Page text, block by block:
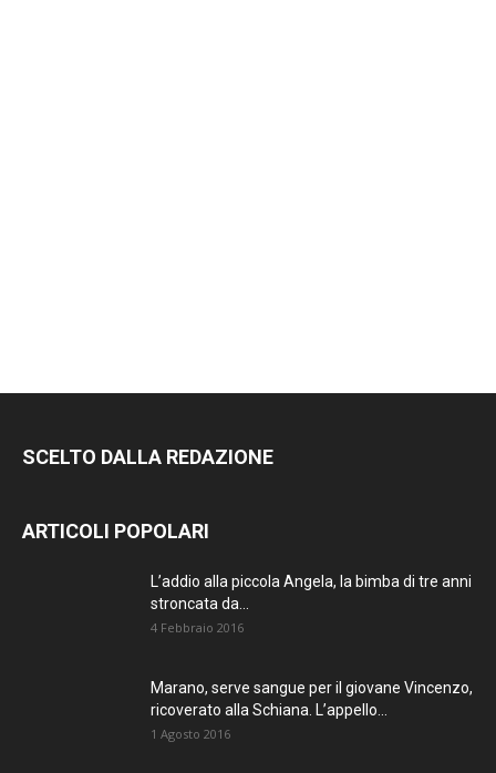
SCELTO DALLA REDAZIONE
ARTICOLI POPOLARI
L’addio alla piccola Angela, la bimba di tre anni
stroncata da...
4 Febbraio 2016
Marano, serve sangue per il giovane Vincenzo,
ricoverato alla Schiana. L’appello...
1 Agosto 2016